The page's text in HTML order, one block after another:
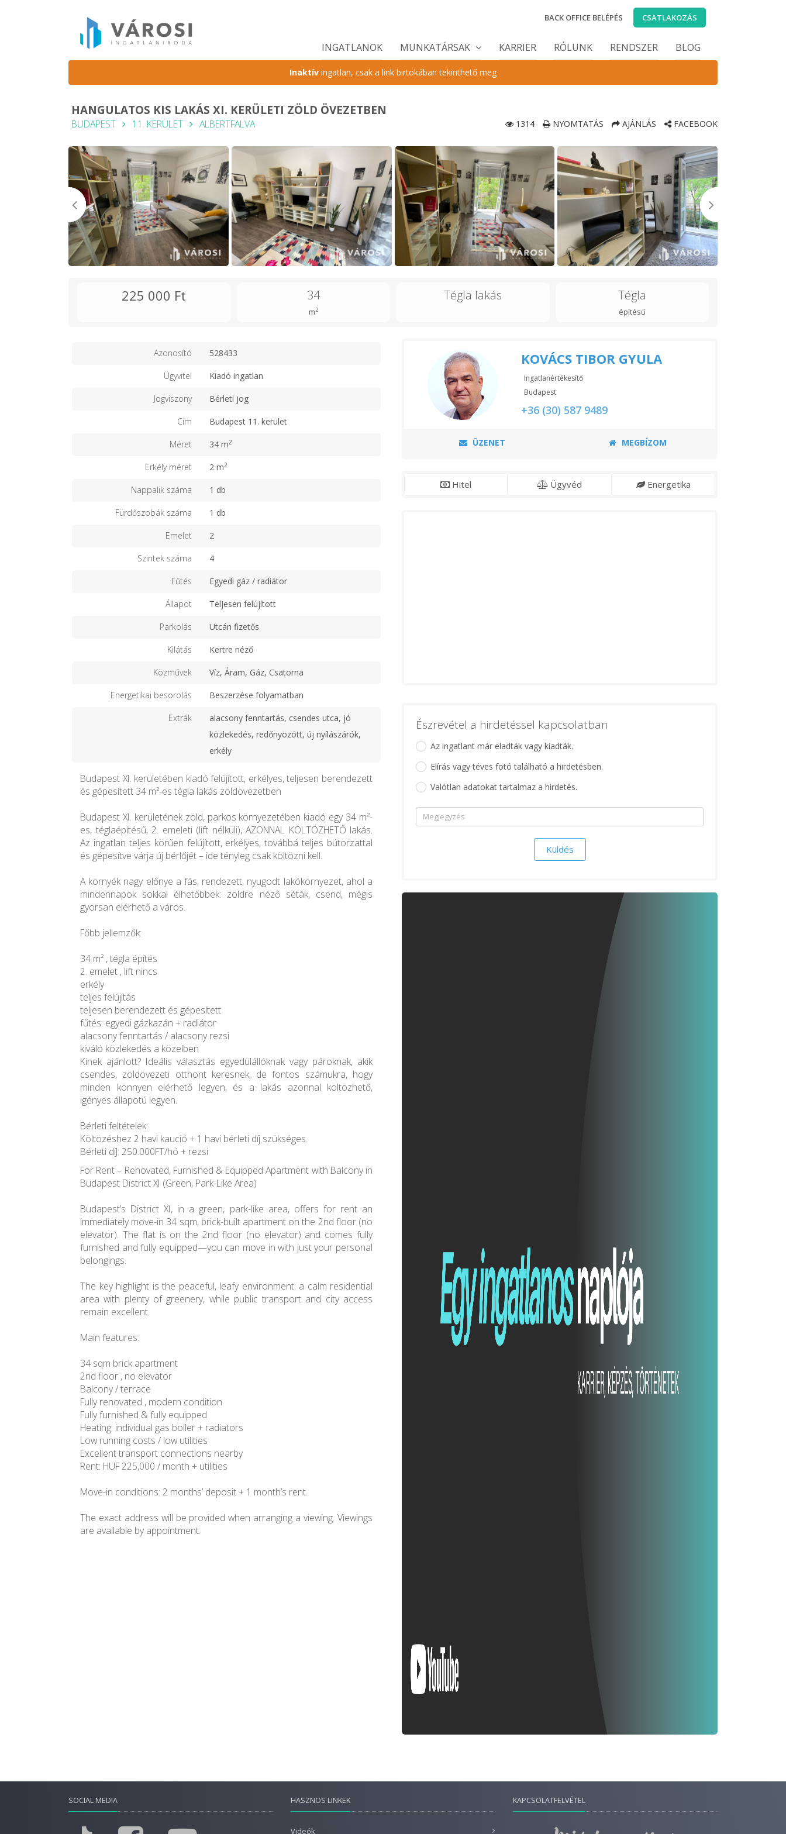
BACK OFFICE BELÉPÉS CSATLAKOZÁS
INGATLANOK MUNKATÁRSAK KARRIER RÓLUNK RENDSZER BLOG
Inaktív ingatlan, csak a link birtokában tekinthető meg
HANGULATOS KIS LAKÁS XI. KERÜLETI ZÖLD ÖVEZETBEN
BUDAPEST 11. KERÜLET ALBERTFALVA 1314 NYOMTATÁS AJÁNLÁS FACEBOOK
225 000 Ft 34
m2
Tégla lakás Tégla
építésű
Azonosító 528433
Ügyvitel Kiadó ingatlan
Jogviszony Bérleti jog
Cím Budapest 11. kerület
Méret 34 m2
Erkély méret 2 m2
Nappalik száma 1 db
Fürdőszobák száma 1 db
Emelet 2
Szintek száma 4
Fűtés Egyedi gáz / radiátor
Állapot Teljesen felújított
Parkolás Utcán fizetős
Kilátás Kertre néző
Közművek Víz, Áram, Gáz, Csatorna
Energetikai besorolás Beszerzése folyamatban
Extrák
alacsony fenntartás, csendes utca, jó
közlekedés, redőnyözött, új nyílászárók,
erkély
Budapest XI. kerületében kiadó felújított, erkélyes, teljesen berendezett
és gépesített 34 m²-es tégla lakás zöldövezetben
Budapest XI. kerületének zöld, parkos környezetében kiadó egy 34 m²-
es, téglaépítésű, 2. emeleti (lift nélküli), AZONNAL KÖLTÖZHETŐ lakás.
Az ingatlan teljes körűen felújított, erkélyes, továbbá teljes bútorzattal
és gépesítve várja új bérlőjét – ide tényleg csak költözni kell.
A környék nagy előnye a fás, rendezett, nyugodt lakókörnyezet, ahol a
mindennapok sokkal élhetőbbek: zöldre néző séták, csend, mégis
gyorsan elérhető a város.
Főbb jellemzők:
34 m² , tégla építés
2. emelet , lift nincs
erkély
teljes felújítás
teljesen berendezett és gépesített
fűtés: egyedi gázkazán + radiátor
alacsony fenntartás / alacsony rezsi
kiváló közlekedés a közelben
Kinek ajánlott? Ideális választás egyedülállóknak vagy pároknak, akik
csendes, zöldövezeti otthont keresnek, de fontos számukra, hogy
minden könnyen elérhető legyen, és a lakás azonnal költözhető,
igényes állapotú legyen.
Bérleti feltételek:
Költözéshez 2 havi kaució + 1 havi bérleti díj szükséges.
Bérleti díJ: 250.000FT/hó + rezsi
For Rent – Renovated, Furnished & Equipped Apartment with Balcony in
Budapest District XI (Green, Park-Like Area)
Budapest’s District XI, in a green, park-like area, offers for rent an
immediately move-in 34 sqm, brick-built apartment on the 2nd floor (no
elevator). The flat is on the 2nd floor (no elevator) and comes fully
furnished and fully equipped—you can move in with just your personal
belongings.
The key highlight is the peaceful, leafy environment: a calm residential
area with plenty of greenery, while public transport and city access
remain excellent.
Main features:
34 sqm brick apartment
2nd floor , no elevator
Balcony / terrace
Fully renovated , modern condition
Fully furnished & fully equipped
Heating: individual gas boiler + radiators
Low running costs / low utilities
Excellent transport connections nearby
Rent: HUF 225,000 / month + utilities
Move-in conditions: 2 months’ deposit + 1 month’s rent.
The exact address will be provided when arranging a viewing. Viewings
are available by appointment.
KOVÁCS TIBOR GYULA
Ingatlanértékesítő
Budapest
+36 (30) 587 9489
ÜZENET MEGBÍZOM
Hitel Ügyvéd Energetika
Észrevétel a hirdetéssel kapcsolatban
Az ingatlant már eladták vagy kiadták.
Elírás vagy téves fotó található a hirdetésben.
Valótlan adatokat tartalmaz a hirdetés.
SOCIAL MEDIA HASZNOS LINKEK
Videók
KAPCSOLATFELVÉTEL